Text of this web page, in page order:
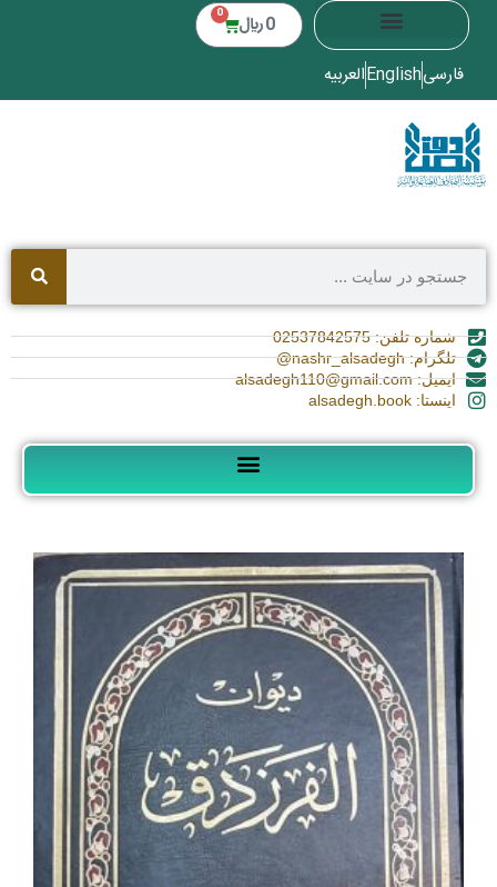
0 ﷼ 0
فارسیEnglishالعربیه
شماره تلفن: 02537842575
تلگرام: nashr_alsadegh@
ایمیل: alsadegh110@gmail.com
اینستا: alsadegh.book